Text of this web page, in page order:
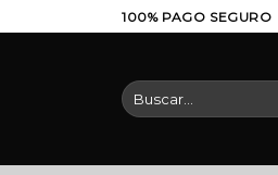
al
100% PAGO SEGURO
Buscar
por: